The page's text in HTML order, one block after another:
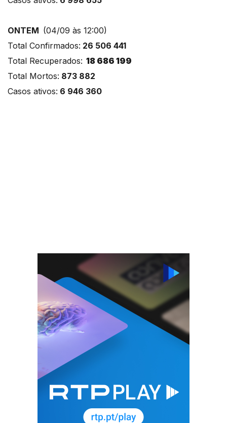
ONTEM (04/09 às 12:00)
Total Confirmados: 26 506 441
Total Recuperados: 18 686 199
Total Mortos: 873 882
Casos ativos: 6 946 360